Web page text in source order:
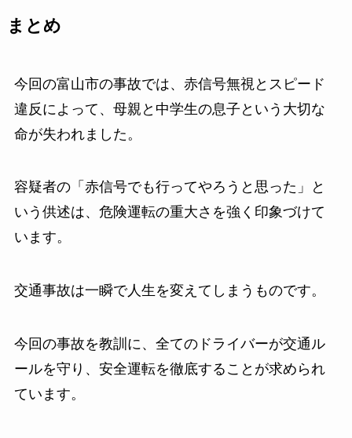
まとめ
今回の富山市の事故では、赤信号無視とスピード
違反によって、母親と中学生の息子という大切な
命が失われました。
容疑者の「赤信号でも行ってやろうと思った」と
いう供述は、危険運転の重大さを強く印象づけて
います。
交通事故は一瞬で人生を変えてしまうものです。
今回の事故を教訓に、全てのドライバーが交通ル
ールを守り、安全運転を徹底することが求められ
ています。